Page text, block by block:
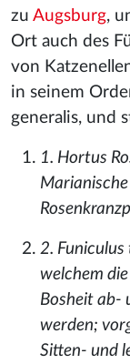
zu Augsburg,
Ort auch des
von
in seinem
generalis, und
1. Hortus
2.
welchem
Bosheit ab-
werden;
Sitten- und